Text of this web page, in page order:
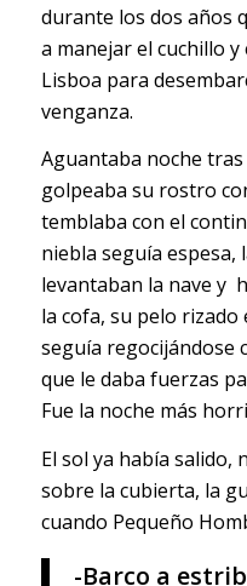
durante los dos años
a manejar el cuchillo
Lisboa para
venganza.
Aguantaba noche
golpeaba su rostro
temblaba con el
niebla seguía espesa,
levantaban la nave y
la cofa, su pelo
seguía regocijándose
que le daba fuerzas
Fue la noche más
El sol ya había salido,
sobre la cubierta, la
cuando Pequeño
-Barco a